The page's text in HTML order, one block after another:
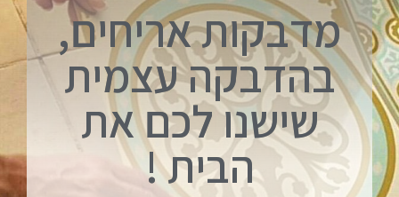
מדבקות אריחים,
בהדבקה עצמית
שישנו לכם את
הבית !